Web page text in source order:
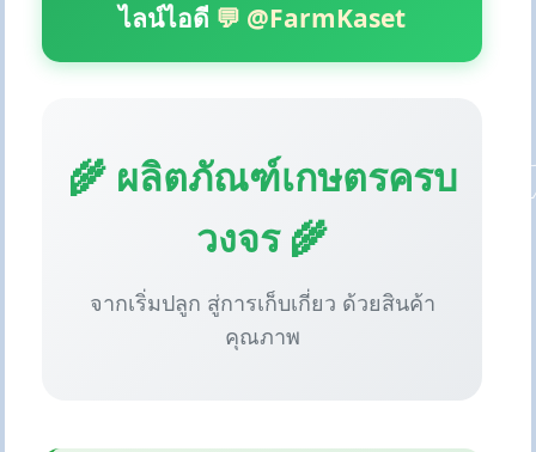
ไลน์ไอดี 💬 @FarmKaset
🌾 ผลิตภัณฑ์เกษตรครบ
วงจร 🌾
จากเริ่มปลูก สู่การเก็บเกี่ยว ด้วยสินค้า
คุณภาพ